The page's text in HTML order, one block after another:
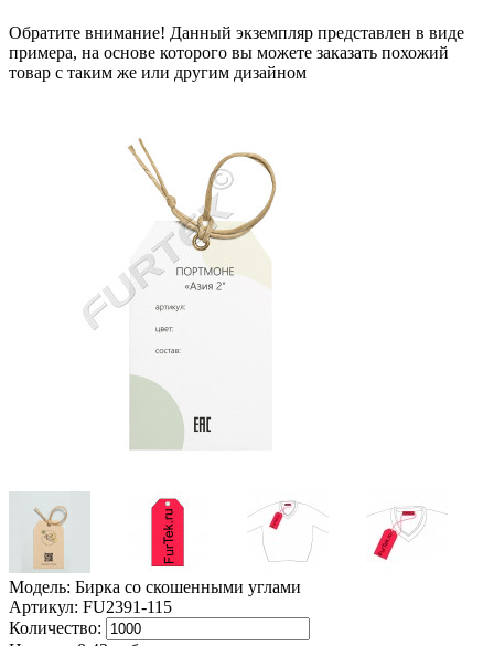
Обратите внимание! Данный экземпляр представлен в виде
примера, на основе которого вы можете заказать похожий
товар с таким же или другим дизайном
Модель: Бирка со скошенными углами
Артикул: FU2391-115
Количество: